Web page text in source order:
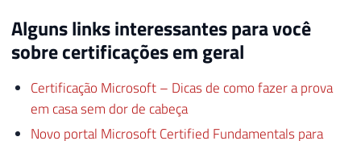
Alguns links interessantes para você
sobre certificações em geral
Certificação Microsoft – Dicas de como fazer a prova
em casa sem dor de cabeça
Novo portal Microsoft Certified Fundamentals para